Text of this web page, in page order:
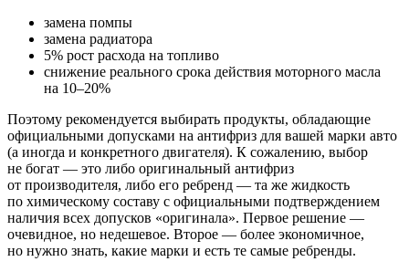
замена помпы
замена радиатора
5% рост расхода на топливо
снижение реального срока действия моторного масла
на 10–20%
Поэтому рекомендуется выбирать продукты, обладающие
официальными допусками на антифриз для вашей марки авто
(а иногда и конкретного двигателя). К сожалению, выбор
не богат — это либо оригинальный антифриз
от производителя, либо его ребренд — та же жидкость
по химическому составу с официальными подтверждением
наличия всех допусков «оригинала». Первое решение —
очевидное, но недешевое. Второе — более экономичное,
но нужно знать, какие марки и есть те самые ребренды.